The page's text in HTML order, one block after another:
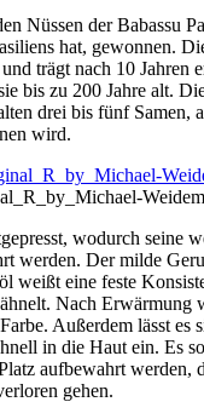
Nüssen der Babassu
hat, gewonnen.
trägt nach 10 Jahren
bis zu 200 Jahre alt.
drei bis fünf Samen,
wird.
wodurch seine
werden. Der milde
weißt eine feste
Nach Erwärmung
Außerdem lässt es
in die Haut ein. Es
aufbewahrt werden,
gehen.